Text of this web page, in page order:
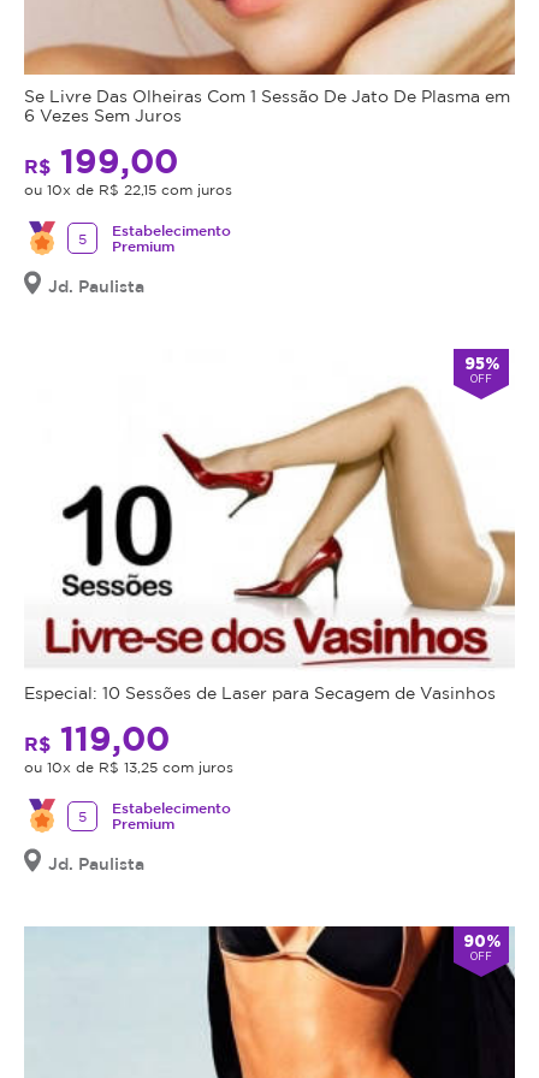
expirar,
você
não
conseguirá
mais
utilizar
serviço
estornar
Vela
Shape
une
vários
tipos
de
de
à
mecânica.
aquecimento
provocado
pelo
infravermelho
radiofrequência
aumenta
o
das
células
gordurosas,
o
Se Livre Das Olheiras Com 1 Sessão De Jato De Plasma em
6 Vezes Sem Juros
R$ 199,00
ou 10x de R$ 22,15 com juros
5
Estabelecimento
Premium
Jd. Paulista
95%
OFF
Especial: 10 Sessões de Laser para Secagem de Vasinhos
R$ 119,00
ou 10x de R$ 13,25 com juros
5
Estabelecimento
Premium
Jd. Paulista
90%
OFF